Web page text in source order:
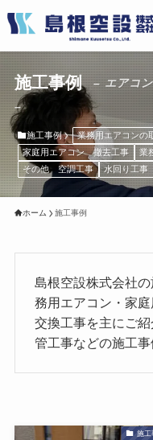
施工事例
– エアコ
–
施工事例 業務用エアコンの
家庭用エアコン 撤去工事
業
その他 空調工事
水回り工事
ホーム 施工事例
島根空設株式会社
務用エアコン・家庭
交換工事を主にご
管工事などの施工事
施工